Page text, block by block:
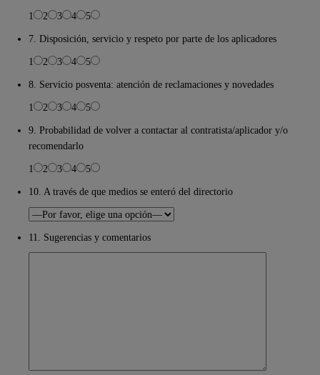
1 2 3 4
5
7. Disposición, servicio y respeto por parte de los aplicadores
1
2 3 4
5
8. Servicio posventa: atención de reclamaciones y novedades
1
2 3 4
5
9. Probabilidad de volver a contactar al contratista/aplicador y/o
recomendarlo
1
2 3 4
5
10. A través de que medios se enteró del directorio
11. Sugerencias y comentarios